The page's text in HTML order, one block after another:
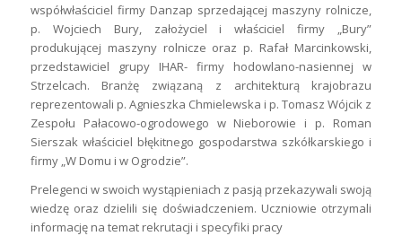
współwłaściciel firmy Danzap sprzedającej maszyny rolnicze,
p. Wojciech Bury, założyciel i właściciel firmy „Bury”
produkującej maszyny rolnicze oraz p. Rafał Marcinkowski,
przedstawiciel grupy IHAR- firmy hodowlano-nasiennej w
Strzelcach. Branżę związaną z architekturą krajobrazu
reprezentowali p. Agnieszka Chmielewska i p. Tomasz Wójcik z
Zespołu Pałacowo-ogrodowego w Nieborowie i p. Roman
Sierszak właściciel błękitnego gospodarstwa szkółkarskiego i
firmy „W Domu i w Ogrodzie”.
Prelegenci w swoich wystąpieniach z pasją przekazywali swoją
wiedzę oraz dzielili się doświadczeniem. Uczniowie otrzymali
informację na temat rekrutacji i specyfiki pracy